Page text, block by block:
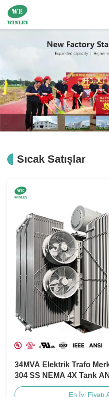
Sıcak Satışlar
34MVA Elektrik Trafo
304 SS NEMA 4X Tank
Standartları
En İyi Fiyatı